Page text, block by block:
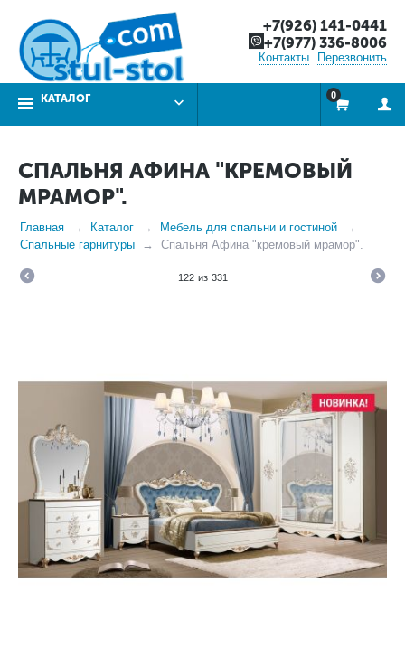
+7(926) 141-0441
+7(977) 336-8006
Контакты Перезвонить
КАТАЛОГ 0
СПАЛЬНЯ АФИНА "КРЕМОВЫЙ
МРАМОР".
Главная Каталог
Мебель для спальни и гостиной
Спальные гарнитуры
Спальня Афина "кремовый мрамор".
122 из 331